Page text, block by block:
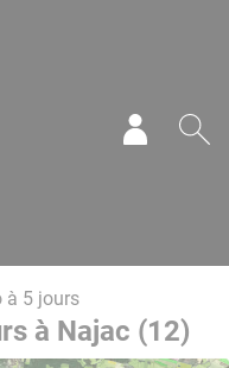
à 5 jours
à Najac (12)